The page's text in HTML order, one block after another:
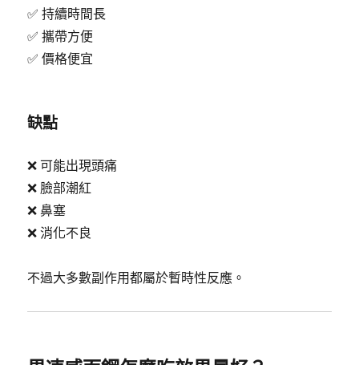
✅ 持續時間長
✅ 攜帶方便
✅ 價格便宜
缺點
❌ 可能出現頭痛
❌ 臉部潮紅
❌ 鼻塞
❌ 消化不良
不過大多數副作用都屬於暫時性反應。